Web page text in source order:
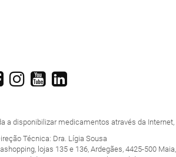
a disponibilizar medicamentos através da Internet,
Técnica: Dra. Lígia Sousa
lojas 135 e 136, Ardegães, 4425-500